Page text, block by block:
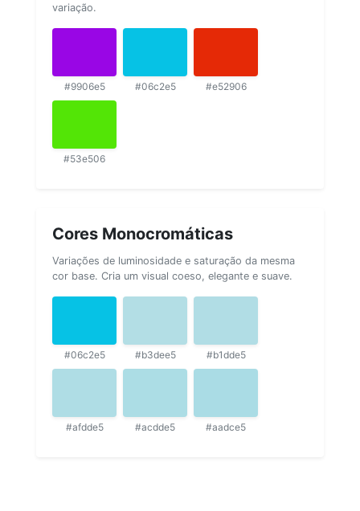
variação.
#9906e5 #06c2e5 #e52906
#53e506
Cores Monocromáticas
Variações de luminosidade e saturação da mesma
cor base. Cria um visual coeso, elegante e suave.
#06c2e5 #b3dee5 #b1dde5
#afdde5 #acdde5 #aadce5